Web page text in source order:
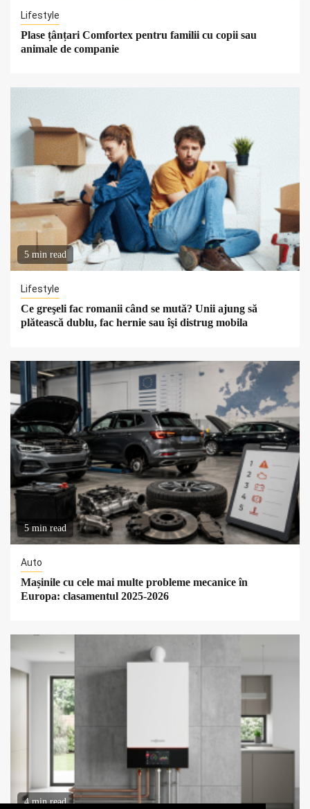
Lifestyle
Plase țânțari Comfortex pentru familii cu copii sau
animale de companie
5 min read
Lifestyle
Ce greşeli fac romanii când se mută? Unii ajung să
plătească dublu, fac hernie sau îşi distrug mobila
5 min read
Auto
Mașinile cu cele mai multe probleme mecanice în
Europa: clasamentul 2025-2026
4 min read